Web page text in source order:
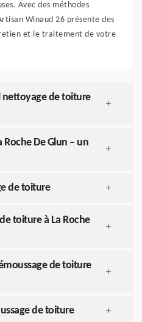
Avec des méthodes
Winaud 26 présente des
et le traitement de votre
de toiture
+
De Glun – un
+
de toiture +
toiture à La Roche
+
de toiture
+
de toiture +